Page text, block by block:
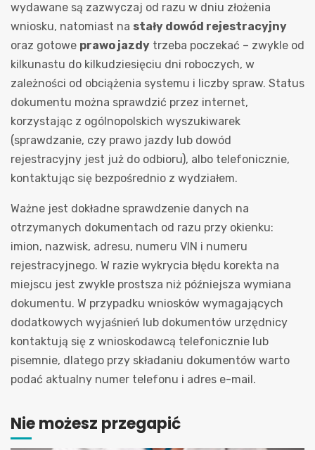
wydawane są zazwyczaj od razu w dniu złożenia
wniosku, natomiast na stały dowód rejestracyjny
oraz gotowe prawo jazdy trzeba poczekać – zwykle od
kilkunastu do kilkudziesięciu dni roboczych, w
zależności od obciążenia systemu i liczby spraw. Status
dokumentu można sprawdzić przez internet,
korzystając z ogólnopolskich wyszukiwarek
(sprawdzanie, czy prawo jazdy lub dowód
rejestracyjny jest już do odbioru), albo telefonicznie,
kontaktując się bezpośrednio z wydziałem.
Ważne jest dokładne sprawdzenie danych na
otrzymanych dokumentach od razu przy okienku:
imion, nazwisk, adresu, numeru VIN i numeru
rejestracyjnego. W razie wykrycia błędu korekta na
miejscu jest zwykle prostsza niż późniejsza wymiana
dokumentu. W przypadku wniosków wymagających
dodatkowych wyjaśnień lub dokumentów urzędnicy
kontaktują się z wnioskodawcą telefonicznie lub
pisemnie, dlatego przy składaniu dokumentów warto
podać aktualny numer telefonu i adres e-mail.
Nie możesz przegapić